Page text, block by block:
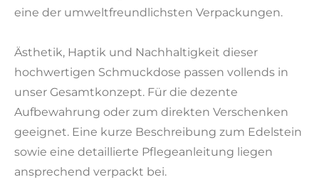
eine der umweltfreundlichsten Verpackungen.
Ästhetik, Haptik und Nachhaltigkeit dieser
hochwertigen Schmuckdose passen vollends in
unser Gesamtkonzept. Für die dezente
Aufbewahrung oder zum direkten Verschenken
geeignet. Eine kurze Beschreibung zum Edelstein
sowie eine detaillierte Pflegeanleitung liegen
ansprechend verpackt bei.